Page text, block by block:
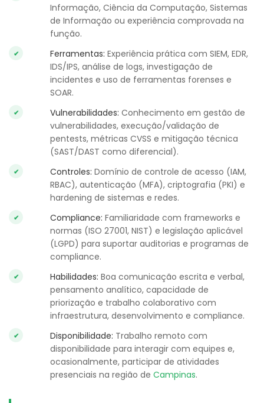
Informação, Ciência da Computação, Sistemas
de Informação ou experiência comprovada na
função.
Ferramentas: Experiência prática com SIEM, EDR,
IDS/IPS, análise de logs, investigação de
incidentes e uso de ferramentas forenses e
SOAR.
Vulnerabilidades: Conhecimento em gestão de
vulnerabilidades, execução/validação de
pentests, métricas CVSS e mitigação técnica
(SAST/DAST como diferencial).
Controles: Domínio de controle de acesso (IAM,
RBAC), autenticação (MFA), criptografia (PKI) e
hardening de sistemas e redes.
Compliance: Familiaridade com frameworks e
normas (ISO 27001, NIST) e legislação aplicável
(LGPD) para suportar auditorias e programas de
compliance.
Habilidades: Boa comunicação escrita e verbal,
pensamento analítico, capacidade de
priorização e trabalho colaborativo com
infraestrutura, desenvolvimento e compliance.
Disponibilidade: Trabalho remoto com
disponibilidade para interagir com equipes e,
ocasionalmente, participar de atividades
presenciais na região de Campinas.